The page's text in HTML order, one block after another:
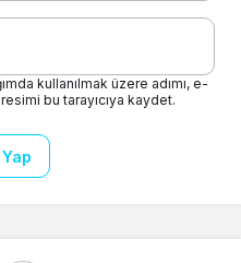
kullanılmak üzere adımı, e-
bu tarayıcıya kaydet.